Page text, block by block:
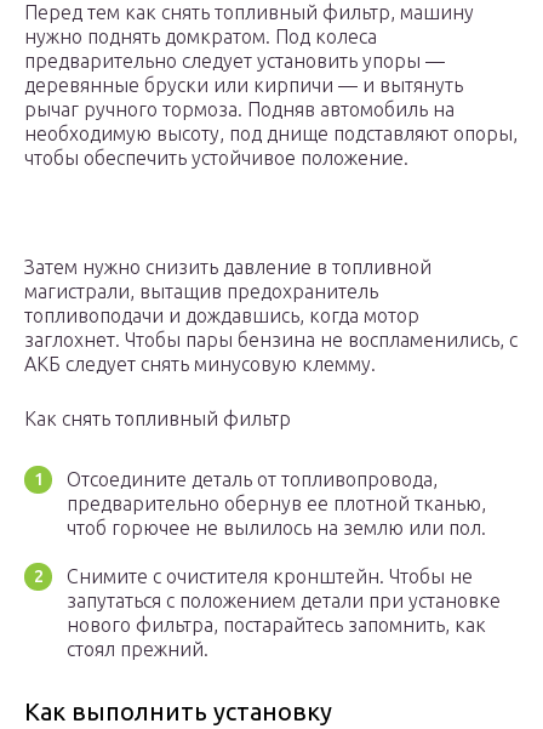
Перед тем как снять топливный фильтр, машину
нужно поднять домкратом. Под колеса
предварительно следует установить упоры —
деревянные бруски или кирпичи — и вытянуть
рычаг ручного тормоза. Подняв автомобиль на
необходимую высоту, под днище подставляют опоры,
чтобы обеспечить устойчивое положение.
Затем нужно снизить давление в топливной
магистрали, вытащив предохранитель
топливоподачи и дождавшись, когда мотор
заглохнет. Чтобы пары бензина не воспламенились, с
АКБ следует снять минусовую клемму.
Как снять топливный фильтр
Отсоедините деталь от топливопровода,
предварительно обернув ее плотной тканью,
чтоб горючее не вылилось на землю или пол.
Снимите с очистителя кронштейн. Чтобы не
запутаться с положением детали при установке
нового фильтра, постарайтесь запомнить, как
стоял прежний.
Как выполнить установку